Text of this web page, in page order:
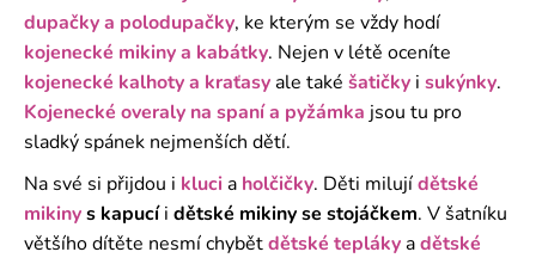
dupačky a polodupačky, ke kterým se vždy hodí
kojenecké mikiny a kabátky. Nejen v létě oceníte
kojenecké kalhoty a kraťasyale také šatičky i sukýnky.
Kojenecké overaly na spanía pyžámka jsou tu pro
sladký spánek nejmenších dětí.
Na své si přijdou i klucia holčičky. Děti milujídětské
mikinys kapucíi dětské mikiny se stojáčkem. V šatníku
většího dítěte nesmí chybětdětské teplákyadětské
t
e
n
a
j
í
t
?